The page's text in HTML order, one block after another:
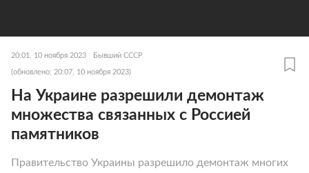
20:01, 10 ноября 2023 Бывший СССР
(обновлено: 20:07, 10 ноября 2023)
На Украине разрешили демонтаж
множества связанных с Россией
памятников
Правительство Украины разрешило демонтаж многих